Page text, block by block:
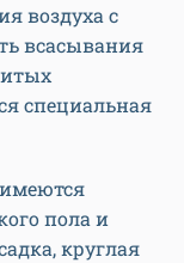
воздуха с
всасывания
специальная
пола и
круглая